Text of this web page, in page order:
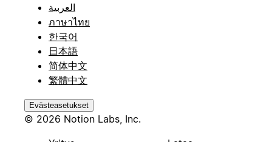
العربية
ภาษาไทย
한국어
日本語
简体中文
繁體中文
Evästeasetukset
© 2026 Notion Labs, Inc.